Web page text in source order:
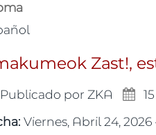
Zast!,
Publicado por ZKA
Viernes, Abril 24, 2026